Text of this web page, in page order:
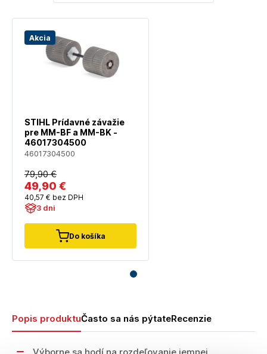
Akcia
STIHL Prídavné závažie
pre MM-BF a MM-BK -
46017304500
46017304500
79,90 €
49,90 €
40,57 € bez DPH
3 dni
Do košíka
Popis produktuČasto sa nás pýtateRecenzie